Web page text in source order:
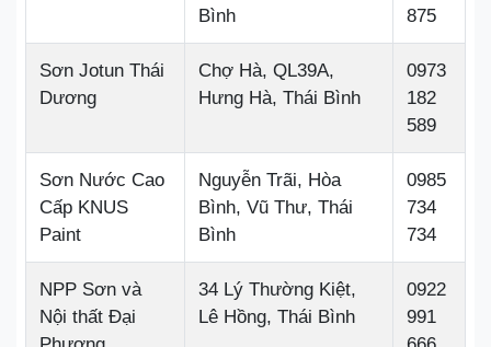
Bình
875
Sơn Jotun Thái
Dương
Chợ Hà, QL39A,
Hưng Hà, Thái Bình
0973
182
589
Sơn Nước Cao
Cấp KNUS
Paint
Nguyễn Trãi, Hòa
Bình, Vũ Thư, Thái
Bình
0985
734
734
NPP Sơn và
Nội thất Đại
34 Lý Thường Kiệt,
Lê Hồng, Thái Bình
0922
991